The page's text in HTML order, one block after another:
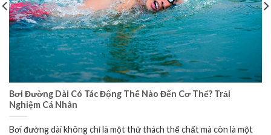
Bơi Đường Dài Có Tác Động Thế Nào Đến Cơ Thể? Trải
Nghiệm Cá Nhân
Bơi đường dài không chỉ là một thử thách thể chất mà còn là một